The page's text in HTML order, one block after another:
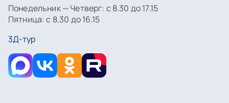
Понедельник — Четверг: с 8.30 до 17.15
Пятница: с 8.30 до 16.15
3Д-тур